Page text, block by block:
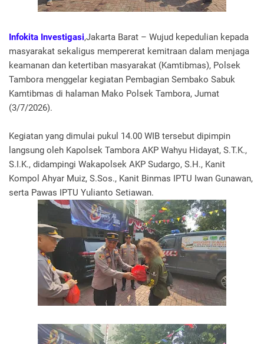
Infokita Investigasi,Jakarta Barat – Wujud kepedulian kepada
masyarakat sekaligus mempererat kemitraan dalam menjaga
keamanan dan ketertiban masyarakat (Kamtibmas), Polsek
Tambora menggelar kegiatan Pembagian Sembako Sabuk
Kamtibmas di halaman Mako Polsek Tambora, Jumat
(3/7/2026).
Kegiatan yang dimulai pukul 14.00 WIB tersebut dipimpin
langsung oleh Kapolsek Tambora AKP Wahyu Hidayat, S.T.K.,
S.I.K., didampingi Wakapolsek AKP Sudargo, S.H., Kanit
Kompol Ahyar Muiz, S.Sos., Kanit Binmas IPTU Iwan Gunawan,
serta Pawas IPTU Yulianto Setiawan.